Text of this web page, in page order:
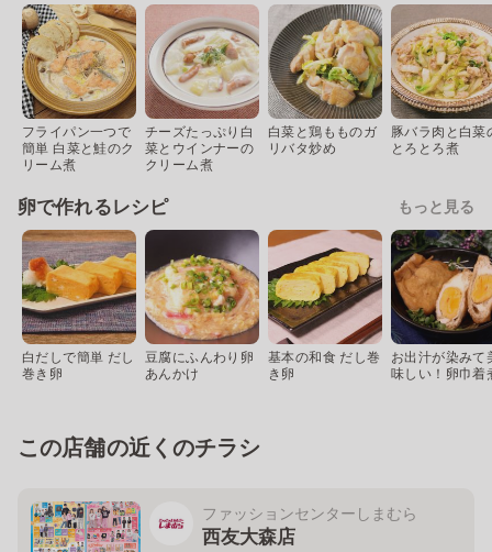
フライパン一つで
簡単 白菜と鮭のク
リーム煮
チーズたっぷり白
菜とウインナーの
クリーム煮
白菜と鶏もものガ
リバタ炒め
豚バラ肉と白菜
とろとろ煮
卵で作れるレシピ もっと見る
白だしで簡単 だし
巻き卵
豆腐にふんわり卵
あんかけ
基本の和食 だし巻
き卵
お出汁が染みて
味しい！卵巾着
この店舗の近くのチラシ
ファッションセンターしまむら
西友大森店